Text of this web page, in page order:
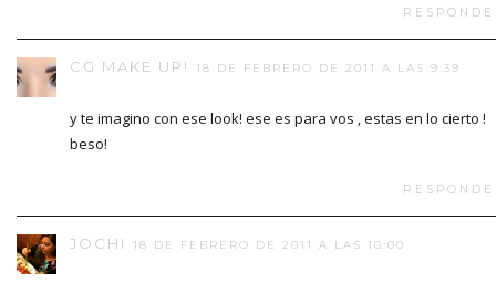
CG MAKE UP! 18 DE FEBRERO DE 2011 A LAS 9:39
y te imagino con ese look! ese es para vos , estas en lo cierto !
beso!
JOCHI 18 DE FEBRERO DE 2011 A LAS 10:00